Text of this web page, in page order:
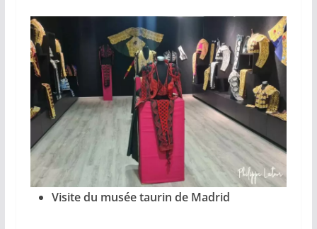
Visite du musée taurin de Madrid